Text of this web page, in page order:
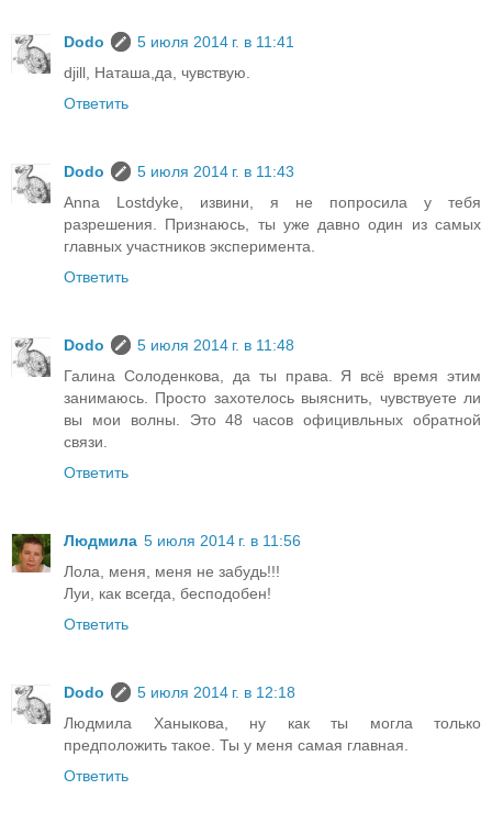
Dodo
5 июля 2014 г. в 11:41
djill, Наташа,да, чувствую.
Ответить
Dodo
5 июля 2014 г. в 11:43
Anna Lostdyke, извини, я не попросила у тебя
разрешения. Признаюсь, ты уже давно один из самых
главных участников эксперимента.
Ответить
Dodo
5 июля 2014 г. в 11:48
Галина Солоденкова, да ты права. Я всё время этим
занимаюсь. Просто захотелось выяснить, чувствуете ли
вы мои волны. Это 48 часов официвльных обратной
связи.
Ответить
Людмила 5 июля 2014 г. в 11:56
Лола, меня, меня не забудь!!!
Луи, как всегда, бесподобен!
Ответить
Dodo
5 июля 2014 г. в 12:18
Людмила Ханыкова, ну как ты могла только
предположить такое. Ты у меня самая главная.
Ответить